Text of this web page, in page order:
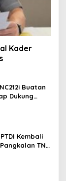
Kader
Buatan
Dukung
Kembali
TNI